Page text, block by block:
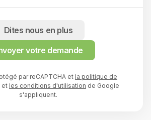
Dites nous en plus
votre demande
par reCAPTCHA et la politique de
et les conditions d'utilisation de Google
s'appliquent.